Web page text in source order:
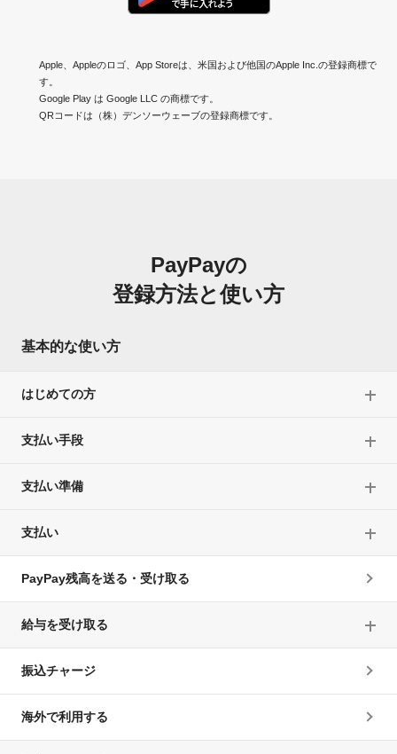
Apple、Appleのロゴ、App Storeは、米国および他国のApple Inc.の登録商標で
す。
Google Play は Google LLC の商標です。
QRコードは（株）デンソーウェーブの登録商標です。
PayPayの
登録方法と使い方
基本的な使い方
はじめての方
支払い手段
支払い準備
支払い
PayPay残高を送る・受け取る
給与を受け取る
振込チャージ
海外で利用する